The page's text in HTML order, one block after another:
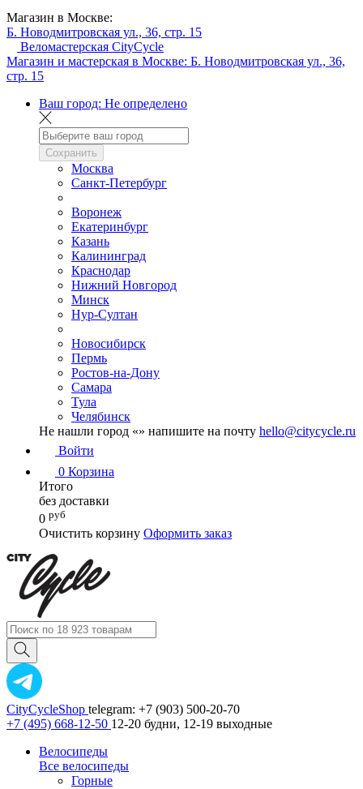
Магазин в Москве:
Б. Новодмитровская ул., 36, стр. 15
Веломастерская CityCycle
Магазин и мастерская в Москве: Б. Новодмитровская ул., 36,
стр. 15
Ваш город: Не определено
Сохранить
Москва
Санкт-Петербург
Воронеж
Екатеринбург
Казань
Калининград
Краснодар
Нижний Новгород
Минск
Нур-Султан
Новосибирск
Пермь
Ростов-на-Дону
Самара
Тула
Челябинск
Не нашли город «» напишите на почту hello@citycycle.ru
Войти
0 Корзина
Итого
без доставки
0 руб
Очистить корзину Оформить заказ
CityCycleShop telegram: +7 (903) 500-20-70
+7 (495) 668-12-50 12-20 будни, 12-19 выходные
Велосипеды
Все велосипеды
Горные